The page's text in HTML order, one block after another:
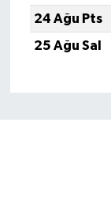
24 Ağu Pts
25 Ağu Sal